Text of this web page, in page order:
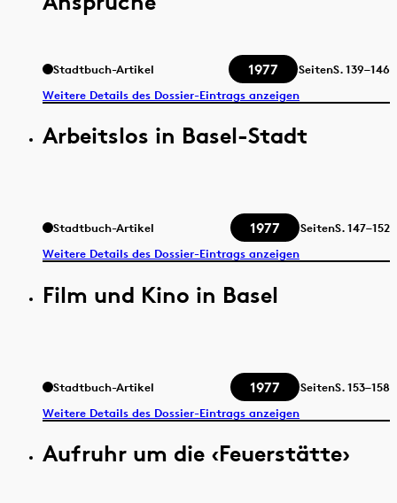
Stadtbuch-Artikel 1977 SeitenS.139–146
Weitere Details des Dossier-Eintrags anzeigen
Arbeitslos in Basel-Stadt
Stadtbuch-Artikel 1977 SeitenS.147–152
Weitere Details des Dossier-Eintrags anzeigen
Film und Kino in Basel
Stadtbuch-Artikel 1977 SeitenS.153–158
Weitere Details des Dossier-Eintrags anzeigen
Aufruhr um die ‹Feuerstätte›